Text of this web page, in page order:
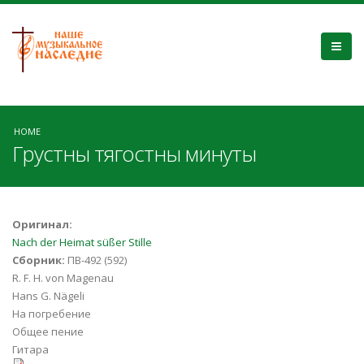
HOME
Грустны тягостны минуты
Оригинал:
Nach der Heimat süßer Stille
Сборник: ПВ-492 (592)
R. F. H. von Magenau
Hans G. Nägeli
На погребение
Общее пение
Гитара